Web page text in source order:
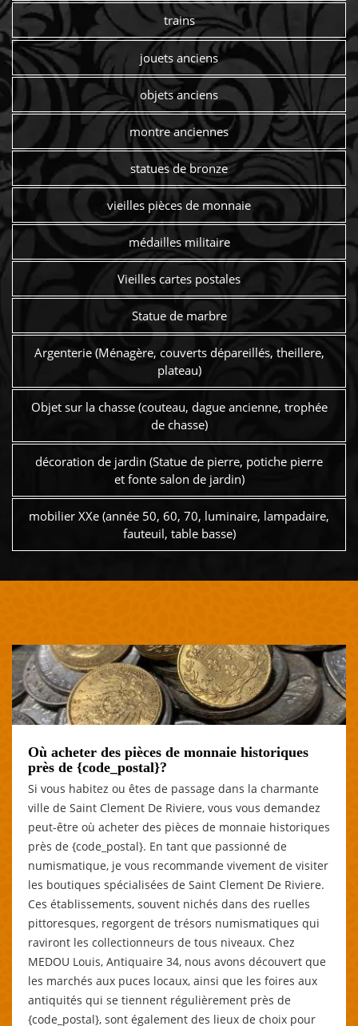
trains
jouets anciens
objets anciens
montre anciennes
statues de bronze
vieilles pièces de monnaie
médailles militaire
Vieilles cartes postales
Statue de marbre
Argenterie (Ménagère, couverts dépareillés, theillere,
plateau)
Objet sur la chasse (couteau, dague ancienne, trophée
de chasse)
décoration de jardin (Statue de pierre, potiche pierre
et fonte salon de jardin)
mobilier XXe (année 50, 60, 70, luminaire, lampadaire,
fauteuil, table basse)
Où acheter des pièces de monnaie historiques
près de {code_postal}?
Si vous habitez ou êtes de passage dans la charmante
ville de Saint Clement De Riviere, vous vous demandez
peut-être où acheter des pièces de monnaie historiques
près de {code_postal}. En tant que passionné de
numismatique, je vous recommande vivement de visiter
les boutiques spécialisées de Saint Clement De Riviere.
Ces établissements, souvent nichés dans des ruelles
pittoresques, regorgent de trésors numismatiques qui
raviront les collectionneurs de tous niveaux. Chez
MEDOU Louis, Antiquaire 34, nous avons découvert que
les marchés aux puces locaux, ainsi que les foires aux
antiquités qui se tiennent régulièrement près de
{code_postal}, sont également des lieux de choix pour